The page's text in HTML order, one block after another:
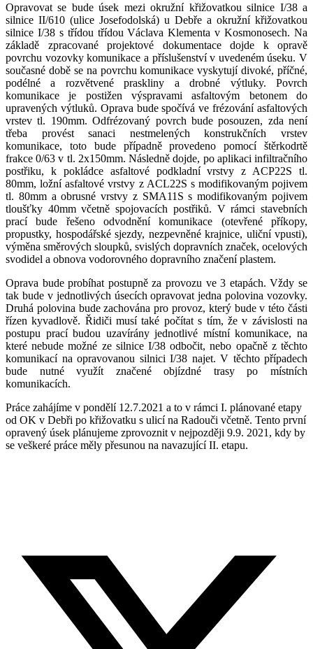
Opravovat se bude úsek mezi okružní křižovatkou silnice I/38 a
silnice II/610 (ulice Josefodolská) u Debře a okružní křižovatkou
silnice I/38 s třídou třídou Václava Klementa v Kosmonosech. Na
základě zpracované projektové dokumentace dojde k opravě
povrchu vozovky komunikace a příslušenství v uvedeném úseku. V
současné době se na povrchu komunikace vyskytují divoké, příčné,
podélné a rozvětvené praskliny a drobné výtluky. Povrch
komunikace je postižen výspravami asfaltovým betonem do
upravených výtluků. Oprava bude spočívá ve frézování asfaltových
vrstev tl. 190mm. Odfrézovaný povrch bude posouzen, zda není
třeba provést sanaci nestmelených konstrukčních vrstev
komunikace, toto bude případně provedeno pomocí štěrkodrtě
frakce 0/63 v tl. 2x150mm. Následně dojde, po aplikaci infiltračního
postřiku, k pokládce asfaltové podkladní vrstvy z ACP22S tl.
80mm, ložní asfaltové vrstvy z ACL22S s modifikovaným pojivem
tl. 80mm a obrusné vrstvy z SMA11S s modifikovaným pojivem
tloušťky 40mm včetně spojovacích postřiků. V rámci stavebních
prací bude řešeno odvodnění komunikace (otevřené příkopy,
propustky, hospodářské sjezdy, nezpevněné krajnice, uliční vpusti),
výměna směrových sloupků, svislých dopravních značek, ocelových
svodidel a obnova vodorovného dopravního značení plastem.
Oprava bude probíhat postupně za provozu ve 3 etapách. Vždy se
tak bude v jednotlivých úsecích opravovat jedna polovina vozovky.
Druhá polovina bude zachována pro provoz, který bude v této části
řízen kyvadlově. Řidiči musí také počítat s tím, že v závislosti na
postupu prací budou uzavírány jednotlivé místní komunikace, na
které nebude možné ze silnice I/38 odbočit, nebo opačně z těchto
komunikací na opravovanou silnici I/38 najet. V těchto případech
bude nutné využít značené objízdné trasy po místních
komunikacích.
Práce zahájíme v pondělí 12.7.2021 a to v rámci I. plánované etapy
od OK v Debři po křižovatku s ulicí na Radouči včetně. Tento první
opravený úsek plánujeme zprovoznit v nejpozději 9.9. 2021, kdy by
se veškeré práce měly přesunou na navazující II. etapu.